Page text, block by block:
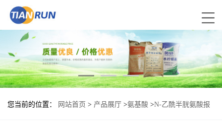
您当前的位置： 网站首页 > 产品展厅 >氨基酸 >N-乙酰半胱氨酸报